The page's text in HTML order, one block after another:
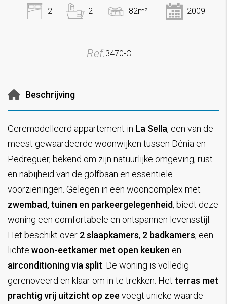
2 2 82m² 2009
Ref. 3470-C
Beschrijving
Geremodelleerd appartement in La Sella, een van de
meest gewaardeerde woonwijken tussen Dénia en
Pedreguer, bekend om zijn natuurlijke omgeving, rust
en nabijheid van de golfbaan en essentiële
voorzieningen. Gelegen in een wooncomplex met
zwembad, tuinen en parkeergelegenheid, biedt deze
woning een comfortabele en ontspannen levensstijl.
Het beschikt over 2 slaapkamers, 2 badkamers, een
lichte woon-eetkamer met open keuken en
airconditioning via split . De woning is volledig
gerenoveerd en klaar om in te trekken. Het terras met
prachtig vrij uitzicht op zee voegt unieke waarde